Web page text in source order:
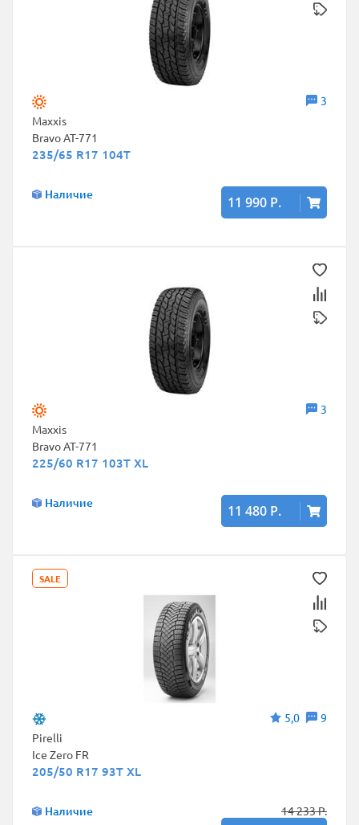
3
Maxxis
Bravo AT-771
235/65 R17 104T
Наличие 11 990 Р.
3
Maxxis
Bravo AT-771
225/60 R17 103T XL
Наличие 11 480 Р.
SALE
5,0
9
Pirelli
Ice Zero FR
205/50 R17 93T XL
Наличие 14 233 Р.